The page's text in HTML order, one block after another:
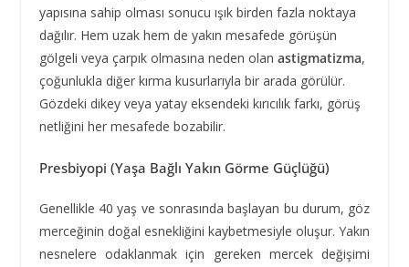
yapısına sahip olması sonucu ışık birden fazla noktaya
dağılır. Hem uzak hem de yakın mesafede görüşün
gölgeli veya çarpık olmasına neden olan astigmatizma,
çoğunlukla diğer kırma kusurlarıyla bir arada görülür.
Gözdeki dikey veya yatay eksendeki kırıcılık farkı, görüş
netliğini her mesafede bozabilir.
Presbiyopi (Yaşa Bağlı Yakın Görme Güçlüğü)
Genellikle 40 yaş ve sonrasında başlayan bu durum, göz
merceğinin doğal esnekliğini kaybetmesiyle oluşur. Yakın
nesnelere odaklanmak için gereken mercek değişimi